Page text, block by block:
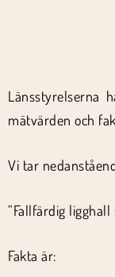
Länsstyrelserna
mätvärden och
Vi tar
”Fallfärdig
Fakta är: